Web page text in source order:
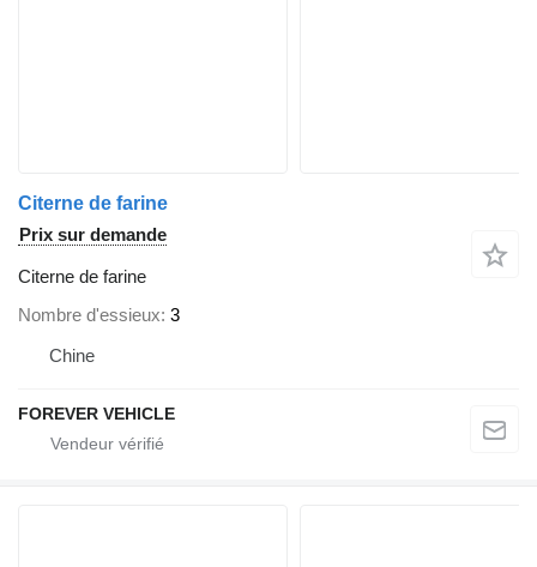
Citerne de farine
Prix sur demande
Citerne de farine
Nombre d'essieux 3
Chine
FOREVER VEHICLE